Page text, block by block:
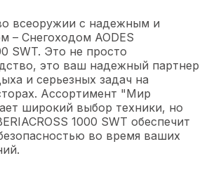
всеоружии с надежным и
– Снегоходом AODES
SWT. Это не просто
это ваш надежный партнер
и серьезных задач на
Ассортимент "Мир
широкий выбор техники, но
1000 SWT обеспечит
во время ваших